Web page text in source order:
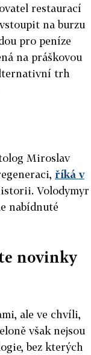
restaurací
na burzu
pro peníze
na práškovou
trh
Miroslav
říká v
Volodymyr
nabídnuté
novinky
ale ve chvíli,
však nejsou
bez kterých